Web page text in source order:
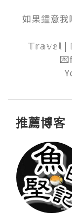
如果鍾意
𝕋𝕣𝕒𝕧𝕖𝕝 |
推薦博客